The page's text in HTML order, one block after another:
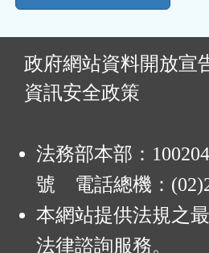
政府網站資料開放宣
資訊安全政策
法務部本部：
號 電話總機：
本網站提供法規之
法律諮詢服務。